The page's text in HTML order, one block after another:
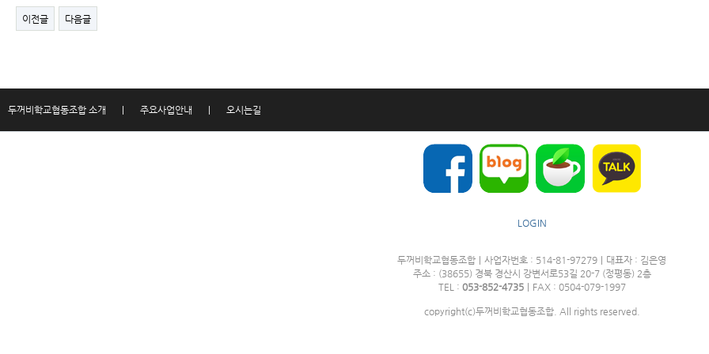
이전글 다음글
두꺼비학교협동조합 소개 주요사업안내 오시는길
LOGIN
두꺼비학교협동조합 사업자번호 : 514-81-97279
대표자 : 김은영
주소 : (38655) 경북 경산시 강변서로53길 20-7 (정평동) 2층
TEL : 053-852-4735 FAX : 0504-079-1997
copyright(c)두꺼비학교협동조합. All rights reserved.